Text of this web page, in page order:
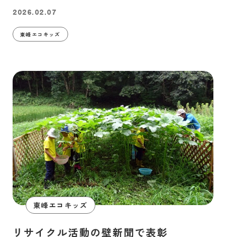
2026.02.07
東峰エコキッズ
東峰エコキッズ
リサイクル活動の壁新聞で表彰